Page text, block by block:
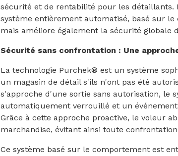
sécurité et de rentabilité pour les détaillants.
système entièrement automatisé, basé sur
mais améliore également la sécurité globale
Sécurité sans confrontation : Une
La technologie Purchek® est un système
un magasin de détail s'ils n'ont pas été
s'approche d'une sortie sans autorisation, le
automatiquement verrouillé et un
Grâce à cette approche proactive, le voleur
marchandise, évitant ainsi toute
Ce système basé sur le comportement est